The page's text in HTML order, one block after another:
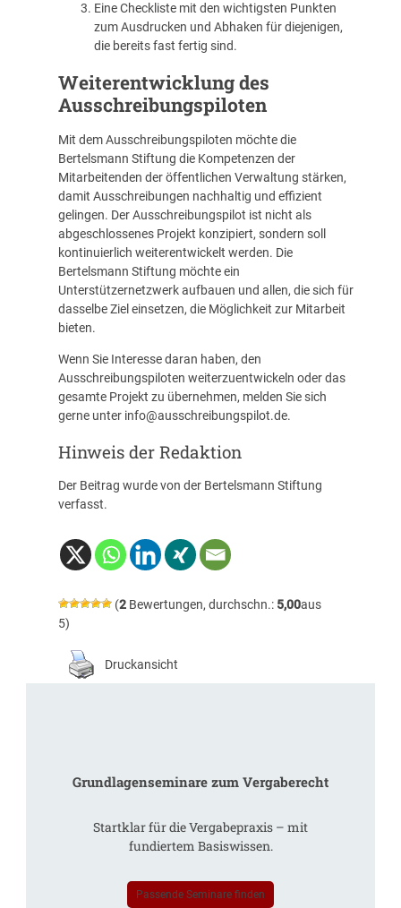
Eine Checkliste mit den wichtigsten Punkten
zum Ausdrucken und Abhaken für diejenigen,
die bereits fast fertig sind.
Weiterentwicklung des
Ausschreibungspiloten
Mit dem Ausschreibungspiloten möchte die
Bertelsmann Stiftung die Kompetenzen der
Mitarbeitenden der öffentlichen Verwaltung stärken,
damit Ausschreibungen nachhaltig und effizient
gelingen. Der Ausschreibungspilot ist nicht als
abgeschlossenes Projekt konzipiert, sondern soll
kontinuierlich weiterentwickelt werden. Die
Bertelsmann Stiftung möchte ein
Unterstützernetzwerk aufbauen und allen, die sich für
dasselbe Ziel einsetzen, die Möglichkeit zur Mitarbeit
bieten.
Wenn Sie Interesse daran haben, den
Ausschreibungspiloten weiterzuentwickeln oder das
gesamte Projekt zu übernehmen, melden Sie sich
gerne unter info@ausschreibungspilot.de.
Hinweis der Redaktion
Der Beitrag wurde von der Bertelsmann Stiftung
verfasst.
(2Bewertungen, durchschn.: 5,00aus
5)
Druckansicht
Grundlagenseminare zum Vergaberecht
Startklar für die Vergabepraxis – mit
fundiertem Basiswissen.
Passende Seminare finden